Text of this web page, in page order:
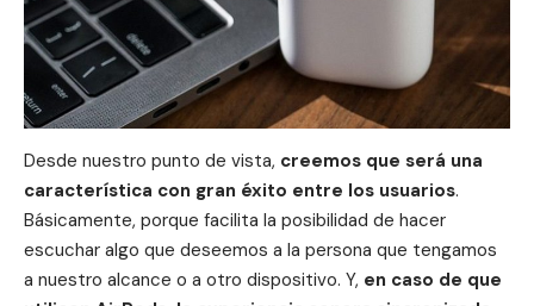
Desde nuestro punto de vista, creemos que será una
característica con gran éxito entre los usuarios.
Básicamente, porque facilita la posibilidad de hacer
escuchar algo que deseemos a la persona que tengamos
a nuestro alcance o a otro dispositivo. Y, en caso de que